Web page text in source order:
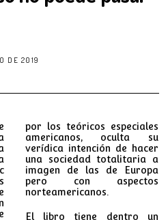
DE 2019
por los teóricos especiales
americanos, oculta su
verídica intención de hacer
una sociedad totalitaria a
imagen de las de Europa
pero con aspectos
norteamericanos.
El libro tiene dentro un